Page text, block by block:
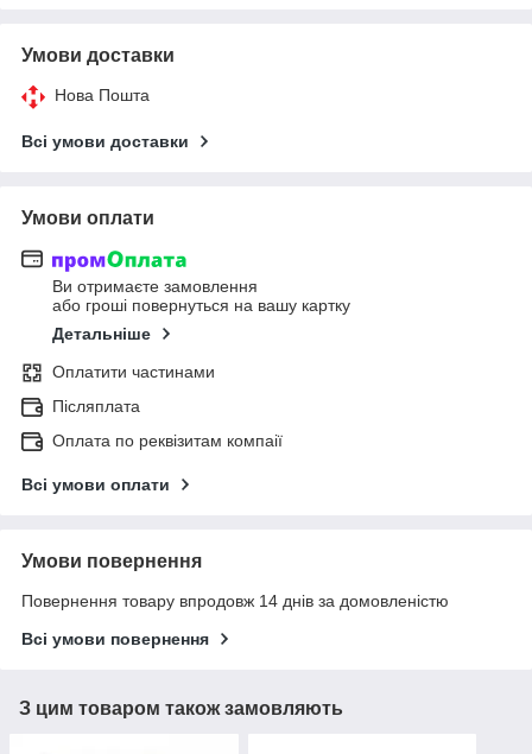
Умови доставки
Нова Пошта
Всі умови доставки
Умови оплати
Ви отримаєте замовлення
або гроші повернуться на вашу картку
Детальніше
Оплатити частинами
Післяплата
Оплата по реквізитам компаії
Всі умови оплати
Умови повернення
Повернення товару впродовж 14 днів за домовленістю
Всі умови повернення
З цим товаром також замовляють